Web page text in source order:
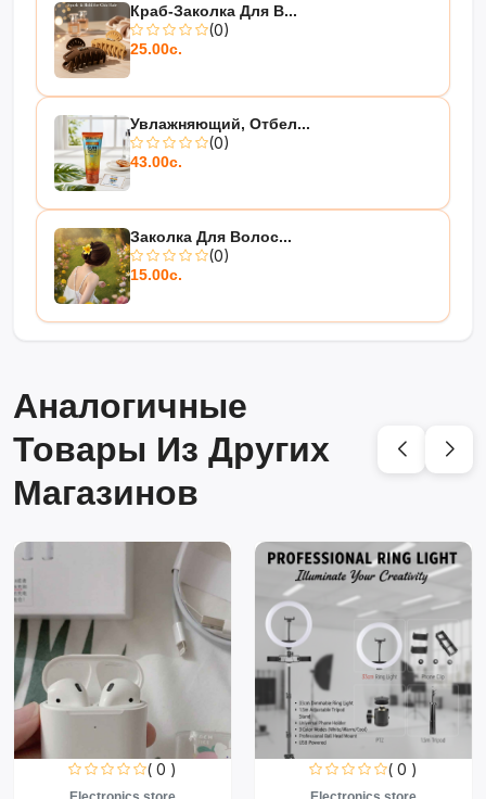
Краб-Заколка Для В...
(0)
25.00с.
Увлажняющий, Отбел...
(0)
43.00с.
Заколка Для Волос...
(0)
15.00с.
Аналогичные
Товары Из Других
Магазинов
( 0 ) ( 0 )